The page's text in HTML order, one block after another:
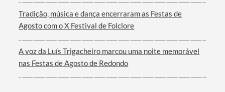
Tradição, música e dança encerraram as Festas de
Agosto com o X Festival de Folclore
A voz da Luís Trigacheiro marcou uma noite memorável
nas Festas de Agosto de Redondo